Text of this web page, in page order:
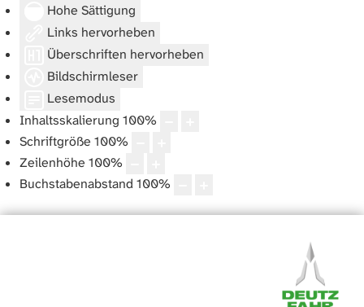
Hohe Sättigung
Links hervorheben
Überschriften hervorheben
Bildschirmleser
Lesemodus
Inhaltsskalierung 100%
Schriftgröße 100%
Zeilenhöhe 100%
Buchstabenabstand 100%